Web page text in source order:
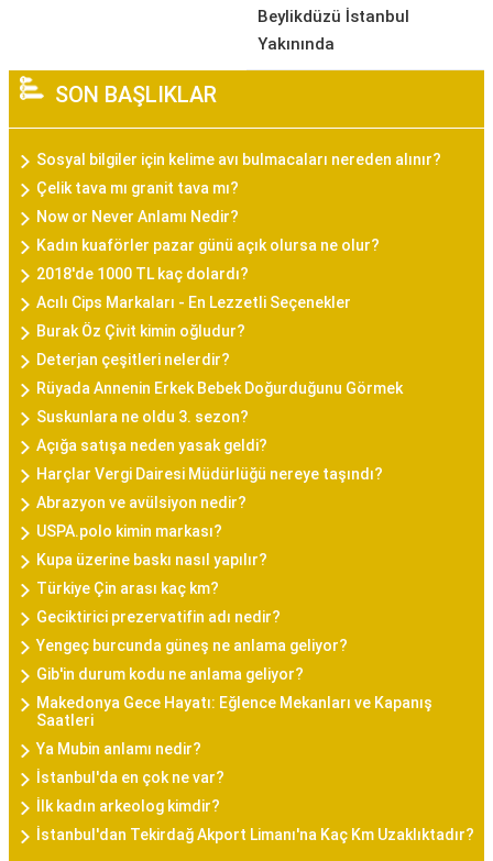
Beylikdüzü İstanbul
Yakınında
SON BAŞLIKLAR
Sosyal bilgiler için kelime avı bulmacaları nereden alınır?
Çelik tava mı granit tava mı?
Now or Never Anlamı Nedir?
Kadın kuaförler pazar günü açık olursa ne olur?
2018'de 1000 TL kaç dolardı?
Acılı Cips Markaları - En Lezzetli Seçenekler
Burak Öz Çivit kimin oğludur?
Deterjan çeşitleri nelerdir?
Rüyada Annenin Erkek Bebek Doğurduğunu Görmek
Suskunlara ne oldu 3. sezon?
Açığa satışa neden yasak geldi?
Harçlar Vergi Dairesi Müdürlüğü nereye taşındı?
Abrazyon ve avülsiyon nedir?
USPA.polo kimin markası?
Kupa üzerine baskı nasıl yapılır?
Türkiye Çin arası kaç km?
Geciktirici prezervatifin adı nedir?
Yengeç burcunda güneş ne anlama geliyor?
Gib'in durum kodu ne anlama geliyor?
Makedonya Gece Hayatı: Eğlence Mekanları ve Kapanış
Saatleri
Ya Mubin anlamı nedir?
İstanbul'da en çok ne var?
İlk kadın arkeolog kimdir?
İstanbul'dan Tekirdağ Akport Limanı'na Kaç Km Uzaklıktadır?